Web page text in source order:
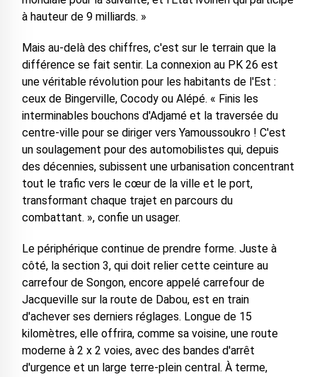
à hauteur de 9 milliards. »
Mais au-delà des chiffres, c'est sur le terrain que la
différence se fait sentir. La connexion au PK 26 est
une véritable révolution pour les habitants de l'Est :
ceux de Bingerville, Cocody ou Alépé. « Finis les
interminables bouchons d'Adjamé et la traversée du
centre-ville pour se diriger vers Yamoussoukro ! C'est
un soulagement pour des automobilistes qui, depuis
des décennies, subissent une urbanisation concentrant
tout le trafic vers le cœur de la ville et le port,
transformant chaque trajet en parcours du
combattant. », confie un usager.
Le périphérique continue de prendre forme. Juste à
côté, la section 3, qui doit relier cette ceinture au
carrefour de Songon, encore appelé carrefour de
Jacqueville sur la route de Dabou, est en train
d'achever ses derniers réglages. Longue de 15
kilomètres, elle offrira, comme sa voisine, une route
moderne à 2 x 2 voies, avec des bandes d'arrêt
d'urgence et un large terre-plein central. À terme,